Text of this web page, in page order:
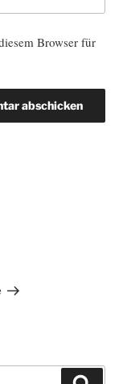
Browser für